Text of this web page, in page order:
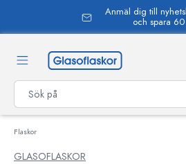
Anmäl dig till
och spara
Flaskor
GLASOFLASKOR